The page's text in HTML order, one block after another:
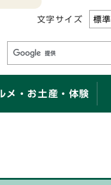
文字サイズ 標準
メ・お土産・体験